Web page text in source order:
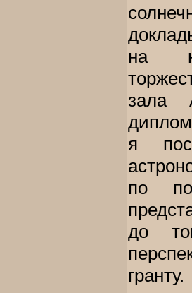
на
зала
я
по
до
гранту.